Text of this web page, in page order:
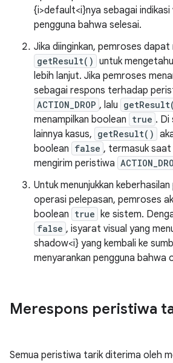
{i>default<i}nya sebagai indikasi
pengguna bahwa selesai.
Jika diinginkan, pemroses dapat
getResult() untuk
lebih lanjut. Jika pemroses
sebagai respons terhadap
ACTION_DROP , lalu
menampilkan boolean true . Di
lainnya kasus, getResult()
boolean false , termasuk
mengirim peristiwa
Untuk menunjukkan
operasi pelepasan, pemroses
boolean true ke sistem.
false , isyarat visual yang
shadow<i} yang kembali ke
menyarankan pengguna bahwa
Merespons peristiwa
Semua peristiwa tarik diterima oleh